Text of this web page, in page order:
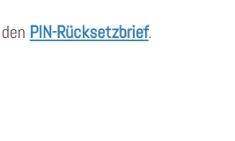
PIN-Rücksetzbrief.